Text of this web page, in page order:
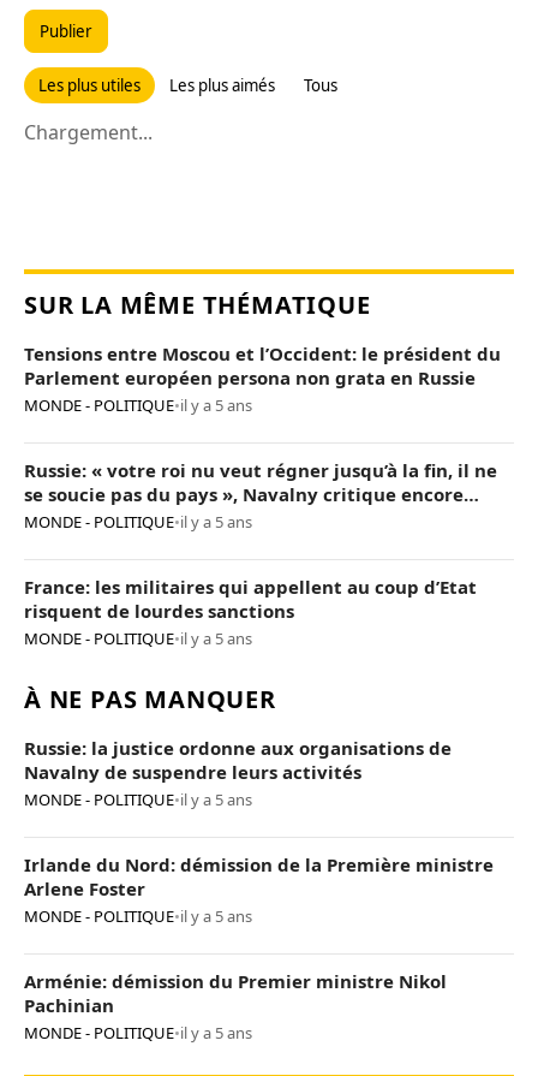
Publier
Les plus utiles Les plus aimés Tous
Chargement...
SUR LA MÊME THÉMATIQUE
Tensions entre Moscou et l’Occident: le président du
Parlement européen persona non grata en Russie
MONDE - POLITIQUE•il y a 5 ans
Russie: « votre roi nu veut régner jusqu’à la fin, il ne
se soucie pas du pays », Navalny critique encore
Poutine
MONDE - POLITIQUE•il y a 5 ans
France: les militaires qui appellent au coup d’Etat
risquent de lourdes sanctions
MONDE - POLITIQUE•il y a 5 ans
À NE PAS MANQUER
Russie: la justice ordonne aux organisations de
Navalny de suspendre leurs activités
MONDE - POLITIQUE•il y a 5 ans
Irlande du Nord: démission de la Première ministre
Arlene Foster
MONDE - POLITIQUE•il y a 5 ans
Arménie: démission du Premier ministre Nikol
Pachinian
MONDE - POLITIQUE•il y a 5 ans